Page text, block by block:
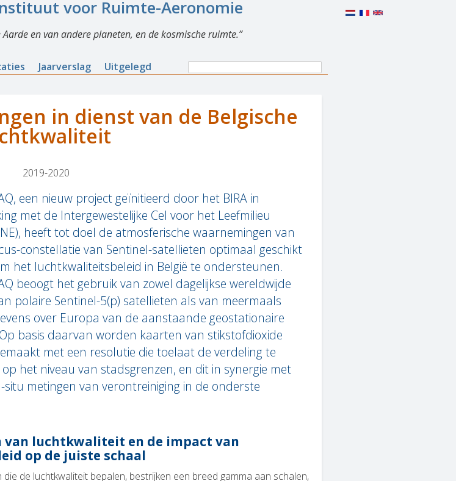
voor Ruimte-Aeronomie
en van andere planeten, en de kosmische ruimte.
Jaarverslag Uitgelegd
Search
Search
in dienst van de Belgische
2019-2020
een nieuw project geïnitieerd door het BIRA in
met de Intergewestelijke Cel voor het Leefmilieu
heeft tot doel de atmosferische waarnemingen van
constellatie van Sentinel-satellieten optimaal geschikt
het luchtkwaliteitsbeleid in België te ondersteunen.
beoogt het gebruik van zowel dagelijkse wereldwijde
polaire Sentinel-5(p) satellieten als van meermaals
over Europa van de aanstaande geostationaire
basis daarvan worden kaarten van stikstofdioxide
met een resolutie die toelaat de verdeling te
het niveau van stadsgrenzen, en dit in synergie met
situ metingen van verontreiniging in de onderste
van luchtkwaliteit en de impact van
op de juiste schaal
de luchtkwaliteit bepalen, bestrijken een breed gamma aan schalen,